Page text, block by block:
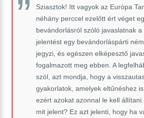
Sziasztok! Itt vagyok az Európa
néhány perccel ezelőtt ért véget
bevándorlásról szóló javaslatnak a
jelentést egy bevándorláspárti
jegyzi, és egészen elképesztő
fogalmazott meg ebben. A
szól, azt mondja, hogy a
gyakorlatok, amelyek eltűnéshez
ezért azokat azonnal le kell
mit jelent? Ez azt jelenti, hogy ha